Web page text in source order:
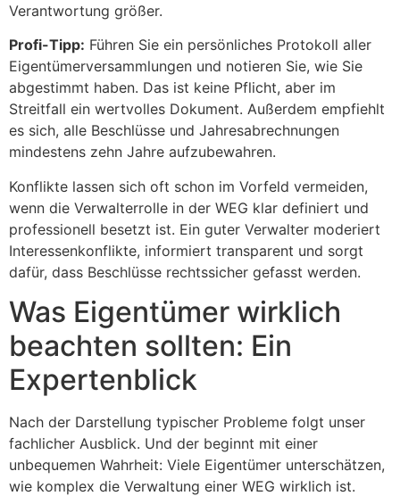
Verantwortung größer.
Profi-Tipp: Führen Sie ein persönliches Protokoll aller
Eigentümerversammlungen und notieren Sie, wie Sie
abgestimmt haben. Das ist keine Pflicht, aber im
Streitfall ein wertvolles Dokument. Außerdem empfiehlt
es sich, alle Beschlüsse und Jahresabrechnungen
mindestens zehn Jahre aufzubewahren.
Konflikte lassen sich oft schon im Vorfeld vermeiden,
wenn die Verwalterrolle in der WEG klar definiert und
professionell besetzt ist. Ein guter Verwalter moderiert
Interessenkonflikte, informiert transparent und sorgt
dafür, dass Beschlüsse rechtssicher gefasst werden.
Was Eigentümer wirklich
beachten sollten: Ein
Expertenblick
Nach der Darstellung typischer Probleme folgt unser
fachlicher Ausblick. Und der beginnt mit einer
unbequemen Wahrheit: Viele Eigentümer unterschätzen,
wie komplex die Verwaltung einer WEG wirklich ist.